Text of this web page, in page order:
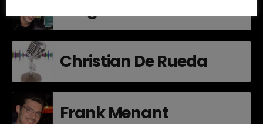
Christian De Rueda
Frank Menant